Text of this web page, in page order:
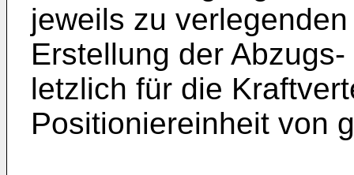
jeweils zu
Erstellung der
letzlich für die
Positioniereinheit von